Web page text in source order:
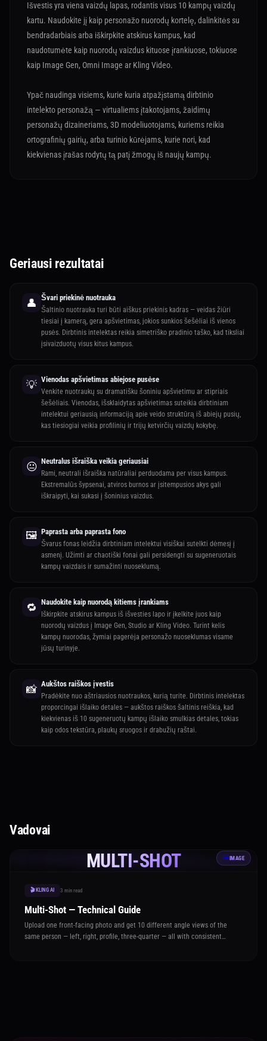
Išvestis yra viena vaizdų lapas, rodantis visus 10 kampų vaizdų
kartu. Naudokite jį kaip personažo nuorodų kortelę, dalinkitės su
bendradarbiais arba iškirpkite atskirus kampus, kad
naudotumėte kaip nuorodų vaizdus kituose įrankiuose, tokiuose
kaip Image Gen, Omni Image ar Kling Video.
Ypač naudinga visiems, kurie kuria atpažįstamą dirbtinio
intelekto personažą — virtualiems įtakotojams, žaidimų
personažų dizaineriams, 3D modeliuotojams, kuriems reikia
ortografinių gairių, arba turinio kūrėjams, kurie nori, kad
kiekvienas įrašas rodytų tą patį žmogų iš naujų kampų.
Geriausi rezultatai
👤 Švari priekinė nuotrauka
Šaltinio nuotrauka turi būti aiškus priekinis kadras — veidas žiūri
tiesiai į kamerą, gera apšvietimas, jokios sunkios šešėliai iš vienos
pusės. Dirbtinis intelektas reikia simetriško pradinio taško, kad tiksliai
įsivaizduotų visus kitus kampus.
💡 Vienodas apšvietimas abiejose pusėse
Venkite nuotraukų su dramatišku šoniniu apšvietimu ar stipriais
šešėliais. Vienodas, išsklaidytas apšvietimas suteikia dirbtiniam
intelektui geriausią informaciją apie veido struktūrą iš abiejų pusių,
kas tiesiogiai veikia profilinių ir trijų ketvirčių vaizdų kokybę.
😐 Neutralus išraiška veikia geriausiai
Rami, neutrali išraiška natūraliai perduodama per visus kampus.
Ekstremalūs šypsenai, atviros burnos ar įsitempusios akys gali
iškraipyti, kai sukasi į šoninius vaizdus.
🖼️ Paprasta arba paprasta fono
Švarus fonas leidžia dirbtiniam intelektui visiškai sutelkti dėmesį į
asmenį. Užimti ar chaotiški fonai gali persidengti su sugeneruotais
kampų vaizdais ir sumažinti nuoseklumą.
🔁 Naudokite kaip nuorodą kitiems įrankiams
Iškirpkite atskirus kampus iš išvesties lapo ir įkelkite juos kaip
nuorodų vaizdus į Image Gen, Studio ar Kling Video. Turint kelis
kampų nuorodas, žymiai pagerėja personažo nuoseklumas visame
jūsų turinyje.
📸 Aukštos raiškos įvestis
Pradėkite nuo aštriausios nuotraukos, kurią turite. Dirbtinis intelektas
proporcingai išlaiko detales — aukštos raiškos šaltinis reiškia, kad
kiekvienas iš 10 sugeneruotų kampų išlaiko smulkias detales, tokias
kaip odos tekstūra, plaukų sruogos ir drabužių raštai.
Vadovai
MULTI-SHOT 🖼️IMAGE
🎬 KLING AI 3 min read
Multi-Shot — Technical Guide
Upload one front-facing photo and get 10 different angle views of the
same person — left, right, profile, three-quarter — all with consistent